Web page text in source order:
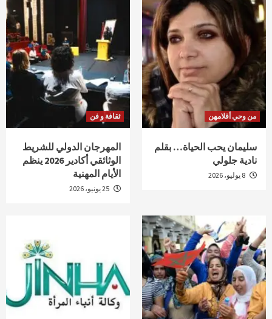
من وحي أقلامهن
سليمان يحب الحياة… بقلم
نادية جلولي
ثقافة و فن
المهرجان الدولي للشريط
الوثائقي أكادير 2026 ينظم
الأيام المهنية